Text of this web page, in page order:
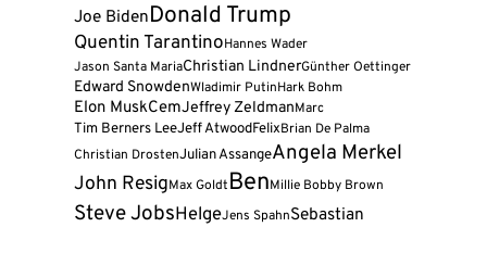
Joe BidenDonald Trump
Quentin TarantinoHannes Wader
Jason Santa MariaChristian LindnerGünther Oettinger
Edward SnowdenWladimir PutinHark Bohm
Elon MuskCemJeffrey ZeldmanMarc
Tim Berners LeeJeff AtwoodFelixBrian De Palma
Christian DrostenJulian AssangeAngela Merkel
John ResigMax GoldtBenMillie Bobby Brown
Steve JobsHelgeJens SpahnSebastian